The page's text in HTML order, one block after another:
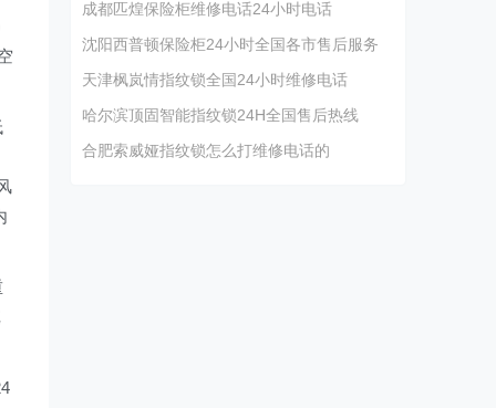
成都匹煌保险柜维修电话24小时电话
沈阳西普顿保险柜24小时全国各市售后服务
天津枫岚情指纹锁全国24小时维修电话
哈尔滨顶固智能指纹锁24H全国售后热线
合肥索威娅指纹锁怎么打维修电话的